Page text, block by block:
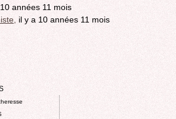
années 11 mois
il y a 10 années 11 mois